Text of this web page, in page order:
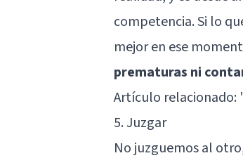
competencia. Si lo
mejor en ese
prematuras ni
Artículo relacionado:
5. Juzgar
No juzguemos al